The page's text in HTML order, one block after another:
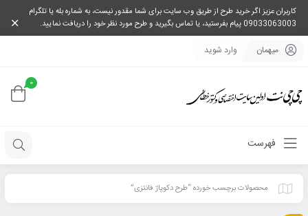
کاربران عزیز اگر خرید طرح از طریق وب سایت برای شما مقدور نیست، به شماره بله یا تلگرام
09033063003 پیام بفرستید، یا تماس بگیرید و طرح مورد نظر خود را دریافت نمایید.
میهمان وارد شوید
0
فهرست
محصولات برچسب خورده “طرح دکوپاژ فانتزی”